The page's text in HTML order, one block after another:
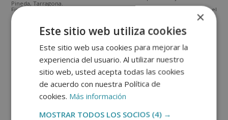
Pineda, Tarragona.
Finalidad del Tratamiento: Tratamos la información que nos facilita con el
fin de enviarle correos electrónicos de tipo comercial relacionado con
los productos ofrecidos y otros tipo de productos que fueran de su
Legitimación del tratamiento: Consentimiento del interesado.
dirigiéndose a la dirección direccion@grupotarraco.com.
Para más información consulte nuestra Política de Privacidad.
Desea recibir información comercial (vía telefónica y/o email):
Alternative:
Otras titulaciones
×
Este sitio web utiliza cookies
Este sitio web usa cookies para mejorar la
experiencia del usuario. Al utilizar nuestro
sitio web, usted acepta todas las cookies
de acuerdo con nuestra Política de
cookies. Más información
MOSTRAR TODOS LOS SOCIOS (4) →